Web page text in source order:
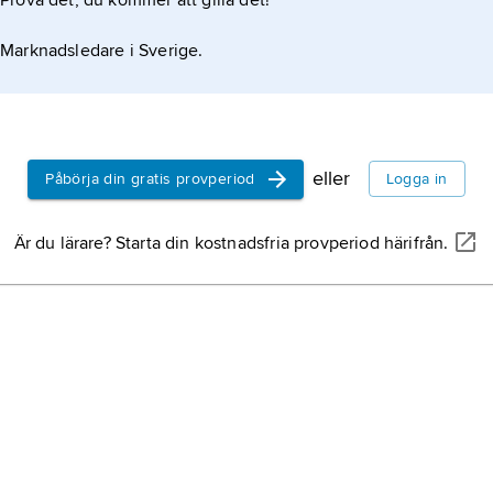
Marknadsledare i Sverige.
Påbörja din gratis provperiod eller Logga in
Är du lärare? Starta din kostnadsfria provperiod härifrån.